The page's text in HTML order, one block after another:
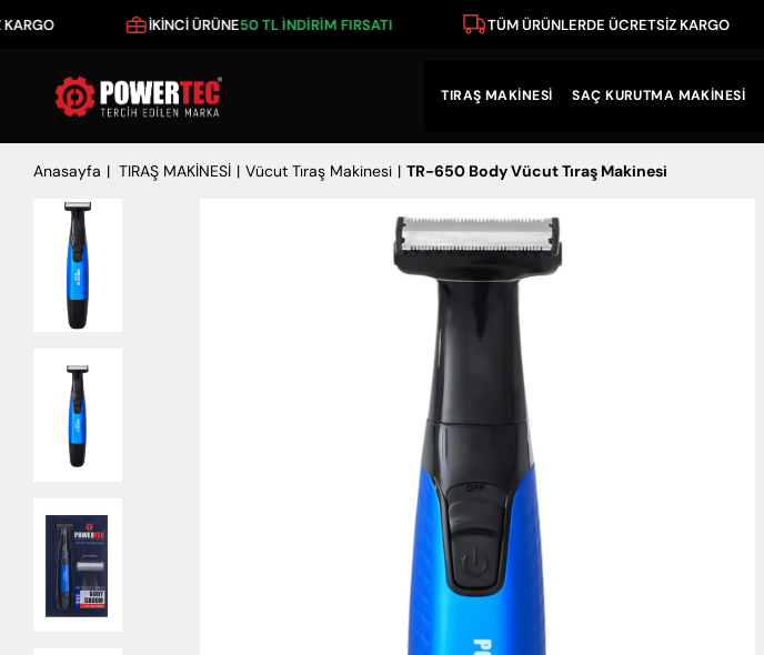
İKİNCİ ÜRÜNE50 TL İNDİRİM FIRSATI TÜM ÜRÜNLERDE ÜCRETSİZ KARGO
TIRAŞ MAKİNESİ SAÇ KURUTMA MAKİNESİ
Anasayfa TIRAŞ MAKİNESİ Vücut Tıraş Makinesi TR-650 Body Vücut Tıraş Makinesi